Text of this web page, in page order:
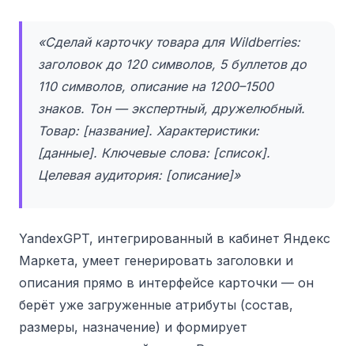
«Сделай карточку товара для Wildberries:
заголовок до 120 символов, 5 буллетов до
110 символов, описание на 1200–1500
знаков. Тон — экспертный, дружелюбный.
Товар: [название]. Характеристики:
[данные]. Ключевые слова: [список].
Целевая аудитория: [описание]»
YandexGPT, интегрированный в кабинет Яндекс
Маркета, умеет генерировать заголовки и
описания прямо в интерфейсе карточки — он
берёт уже загруженные атрибуты (состав,
размеры, назначение) и формирует